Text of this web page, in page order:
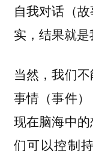
自我对话（
实，结果就是
当然，我们
事情（事件
现在脑海中
们可以控制